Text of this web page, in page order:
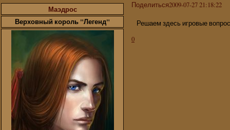
Поделиться2009-07-27 21:18:22
Маэдрос
Верховный король "Легенд"
Решаем здесь игровые
0